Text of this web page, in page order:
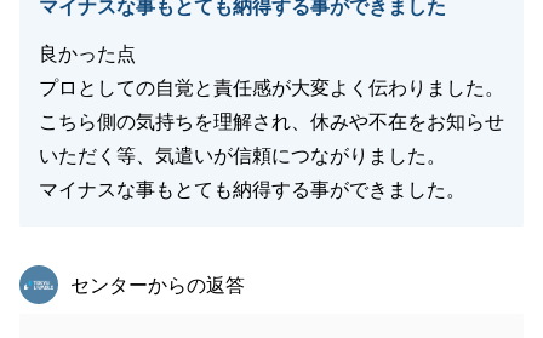
マイナスな事もとても納得する事ができました
良かった点
プロとしての自覚と責任感が大変よく伝わりました。
こちら側の気持ちを理解され、休みや不在をお知らせ
いただく等、気遣いが信頼につながりました。
マイナスな事もとても納得する事ができました。
東急リバブル
センターからの返答